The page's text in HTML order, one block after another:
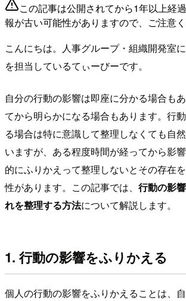
この記事は公開されてから1年以上経
報が古い可能性がありますので、ご注意く
こんにちは。人事グループ・組織開発室に
を担当しているてぃーびーです。
自分の行動の影響は即座に分かる場合も
てから明らかになる場合もあります。行
る場合は特に意識して整理しなくても自
いますが、ある程度時間が経ってから影
的にふりかえって整理しないとその存在
性があります。この記事では、 行動の影
れを整理する方法について解説します。
1. 行動の影響をふりかえる
個人の行動の影響をふりかえることは、